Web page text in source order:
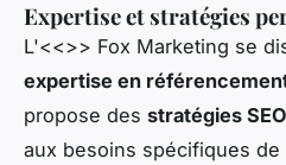
Expertise et stratégies
L'<< >> Fox Marketing se
expertise en
propose des stratégies SEO
aux besoins spécifiques